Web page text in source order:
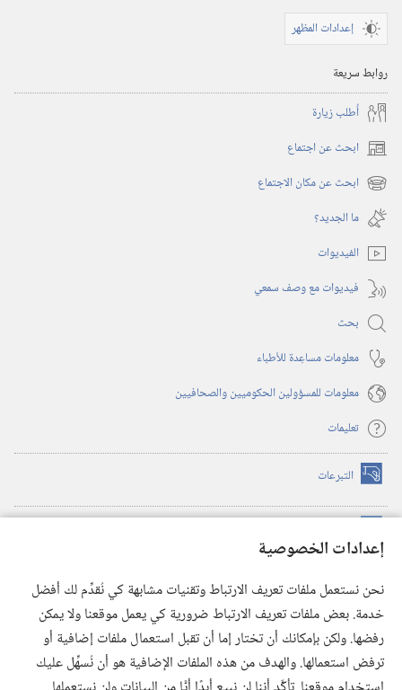
إعدادات الخصوصية
نحن نستعمل ملفات تعريف الارتباط وتقنيات مشابهة كي نُقدِّم لك أفضل
خدمة. بعض ملفات تعريف الارتباط ضرورية كي يعمل موقعنا ولا يمكن
رفضها. ولكن بإمكانك أن تختار إما أن تقبل استعمال ملفات إضافية أو
ترفض استعمالها. والهدف من هذه الملفات الإضافية هو أن نُسهِّل عليك
إعدادات المظهر
روابط سريعة
أُطلب زيارة
ابحث عن اجتماع (يفتح
نافذة
جديدة)
ابحث عن مكان الاجتماع (يفتح
نافذة
جديدة)
ما الجديد؟‏
الفيديوات
فيديوات مع وصف سمعي
بحث
معلومات مساعِدة للأطباء
معلومات للمسؤولين الحكوميين والصحافيين
تعليمات
التبرعات (يفتح
نافذة
(يفتح
نافذة
(يفتح
نافذة
جديدة) تطبيق ®
JW Library
مكتبة برج المراقبة